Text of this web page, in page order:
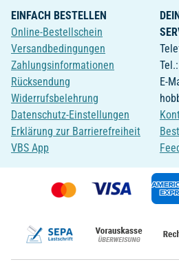
EINFACH BESTELLEN
Online-Bestellschein
Versandbedingungen
Zahlungsinformationen
Rücksendung
Widerrufsbelehrung
Datenschutz-Einstellungen
Erklärung zur Barrierefreiheit
VBS App
E-